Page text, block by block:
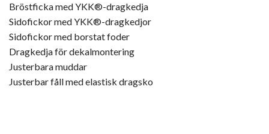
Bröstficka med YKK®-dragkedja
Sidofickor med YKK®-dragkedjor
Sidofickor med borstat foder
Dragkedja för dekalmontering
Justerbara muddar
Justerbar fåll med elastisk dragsko